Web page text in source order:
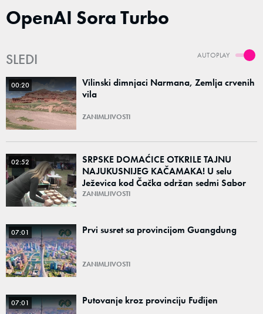
OpenAI Sora Turbo
AUTOPLAY
SLEDI
00:20
Vilinski dimnjaci Narmana, Zemlja crvenih
vila
ZANIMLJIVOSTI
02:52
SRPSKE DOMAĆICE OTKRILE TAJNU
NAJUKUSNIJEG KAČAMAKA! U selu
Ježevica kod Čačka održan sedmi Sabor
kačamaka
ZANIMLJIVOSTI
07:01 Prvi susret sa provincijom Guangdung
ZANIMLJIVOSTI
07:01 Putovanje kroz provinciju Fuđijen